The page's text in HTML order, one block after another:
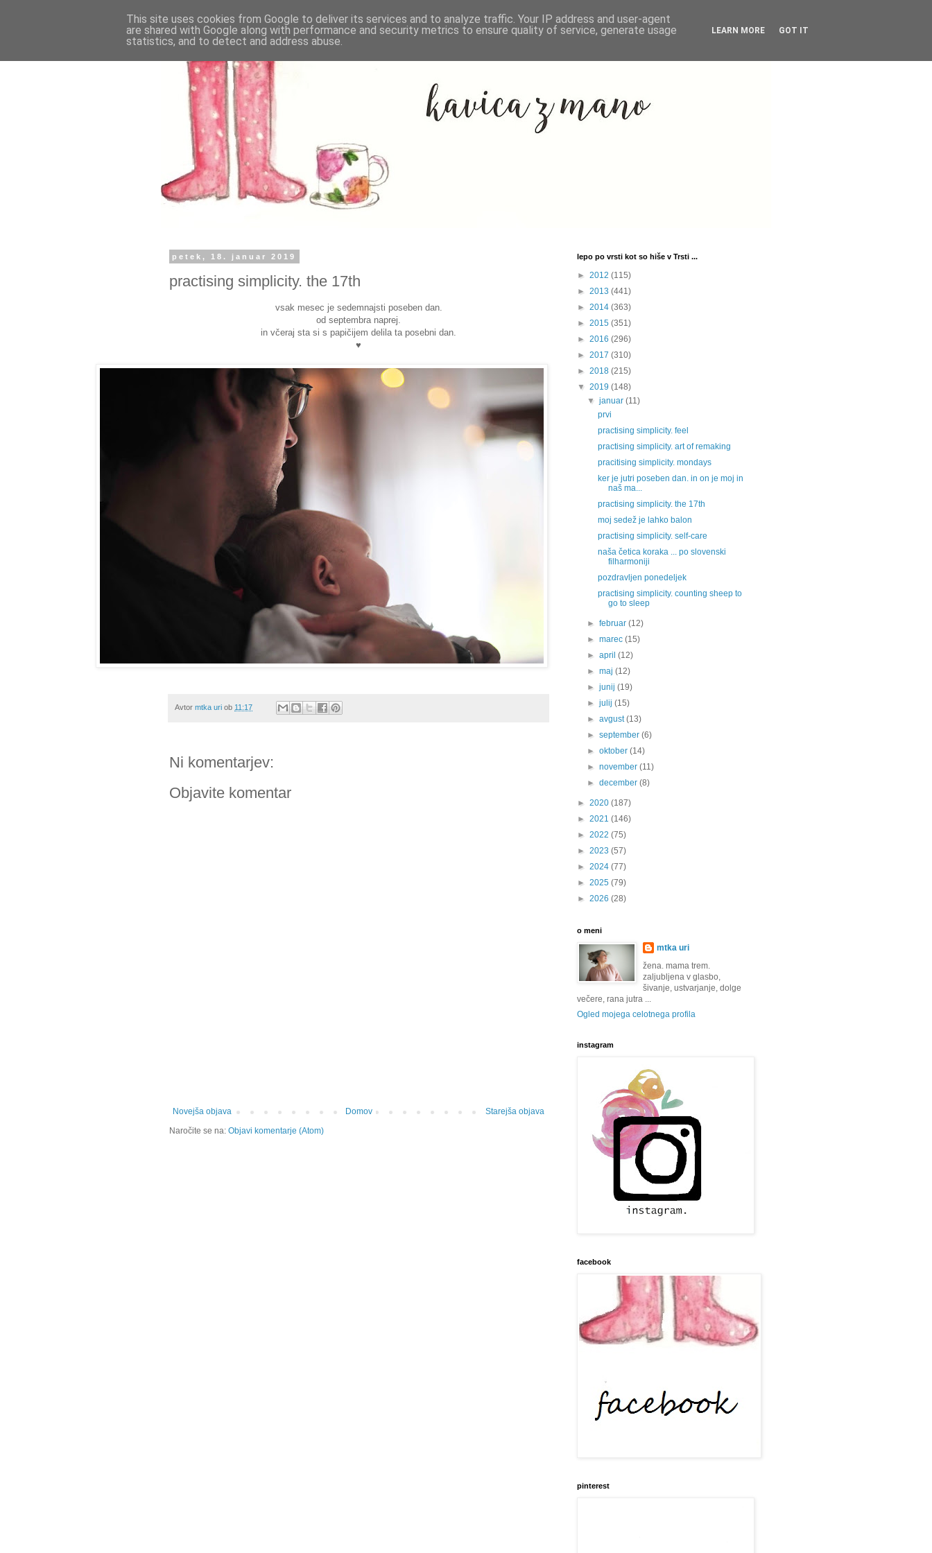
petek, 18. januar 2019
practising simplicity. the 17th
vsak mesec je sedemnajsti poseben dan.
od septembra naprej.
in včeraj sta si s papičijem delila ta posebni dan.
♥
Avtor mtka uri ob 11:17
Ni komentarjev:
Objavite komentar
Novejša objava Starejša objava
Domov
Naročite se na: Objavi komentarje (Atom)
lepo po vrsti kot so hiše v Trsti ...
► 2012 (115)
► 2013 (441)
► 2014 (363)
► 2015 (351)
► 2016 (296)
► 2017 (310)
► 2018 (215)
▼ 2019 (148)
▼januar(11)
prvi
practising simplicity. feel
practising simplicity. art of remaking
pracitising simplicity. mondays
ker je jutri poseben dan. in on je moj in
naš ma...
practising simplicity. the 17th
moj sedež je lahko balon
practising simplicity. self-care
naša četica koraka ... po slovenski
filharmoniji
pozdravljen ponedeljek
practising simplicity. counting sheep to
go to sleep
►februar(12)
►marec(15)
►april(12)
►maj(12)
►junij(19)
►julij(15)
►avgust(13)
►september(6)
►oktober(14)
►november(11)
►december(8)
► 2020 (187)
► 2021 (146)
► 2022 (75)
► 2023 (57)
► 2024 (77)
► 2025 (79)
► 2026 (28)
o meni
mtka uri
žena. mama trem.
zaljubljena v glasbo,
šivanje, ustvarjanje, dolge
večere, rana jutra ...
Ogled mojega celotnega profila
instagram
facebook
pinterest
This site uses cookies from Google to deliver its services and to analyze traffic. Your IP address and user-agent
are shared with Google along with performance and security metrics to ensure quality of service, generate usage
statistics, and to detect and address abuse.
LEARN MORE GOT IT